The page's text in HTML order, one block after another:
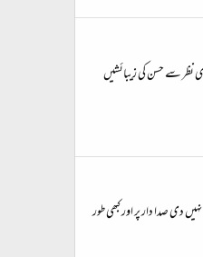
نظر سے حسن کی زیبائشیں
دی صدا دار پر اور کبھی طور